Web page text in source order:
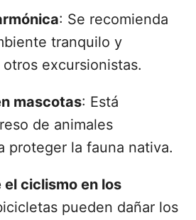
: Se recomienda
tranquilo y
excursionistas.
mascotas: Está
de animales
proteger la fauna nativa.
el ciclismo en los
pueden dañar los